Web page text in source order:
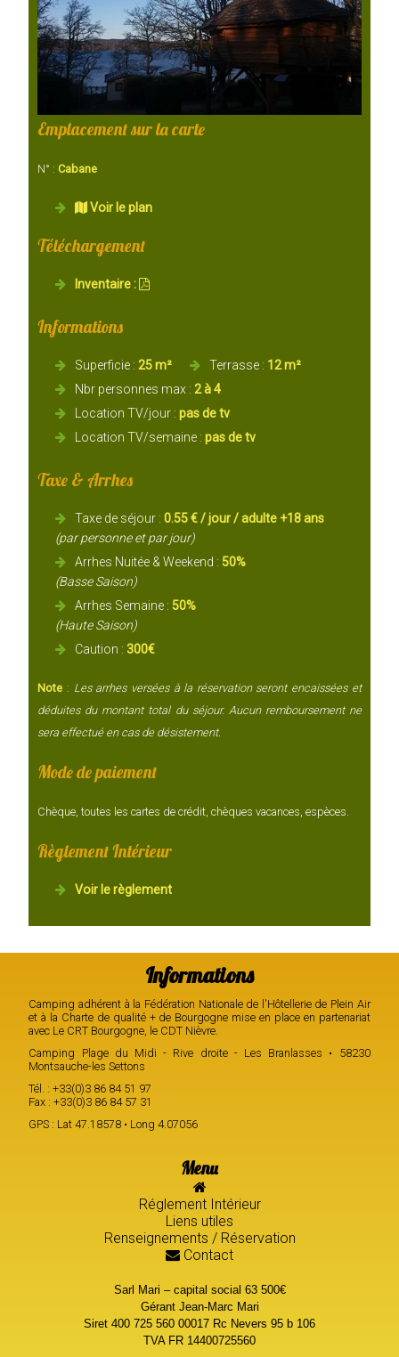
Emplacement sur la carte
N° :Cabane
Voir le plan
Téléchargement
Inventaire :
Informations
Superficie : 25 m² Terrasse : 12 m²
Nbr personnes max : 2 à 4
Location TV/jour :pas de tv
Location TV/semaine :pas de tv
Taxe & Arrhes
Taxe de séjour :0.55 € / jour / adulte +18 ans
(par personne et par jour)
Arrhes Nuitée & Weekend : 50%
(Basse Saison)
Arrhes Semaine : 50%
(Haute Saison)
Caution :300€
Note : Les arrhes versées à la réservation seront encaissées et
déduites du montant total du séjour. Aucun remboursement ne
sera effectué en cas de désistement.
Mode de paiement
Chèque, toutes les cartes de crédit, chèques vacances, espèces.
Règlement Intérieur
Voir le règlement
Informations
Camping adhérent à la Fédération Nationale de l'Hôtellerie de Plein Air
et à la Charte de qualité + de Bourgogne mise en place en partenariat
avec Le CRT Bourgogne, le CDT Nièvre.
Camping Plage du Midi - Rive droite - Les Branlasses • 58230
Montsauche-les Settons
Tél. : +33(0)3 86 84 51 97
Fax : +33(0)3 86 84 57 31
GPS : Lat 47.18578 • Long 4.07056
Menu
Réglement Intérieur
Liens utiles
Renseignements / Réservation
Contact
Sarl Mari – capital social 63 500€
Gérant Jean-Marc Mari
Siret 400 725 560 00017 Rc Nevers 95 b 106
TVA FR 14400725560